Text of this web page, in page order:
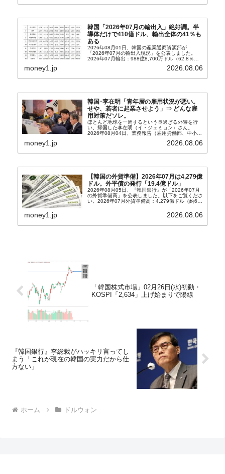
韓国「2026年07月の輸出入」絶好調。半
導体だけで410億ドル、輸出全体の41％も
ある
2026年08月01日、韓国の産業通商資源部が
「2026年07月の輸出入現況」を公表しました。
2026年07月輸出：988億8,700万ドル（62.8％）
money1.jp 2026.08.06
韓国･李在明「青年層の雇用状況が悪い。
せや、若者に起業させよう」⇒ どんな雇
用対策だソレ。
ほとんど地球を一周するという長過ぎる外遊を行
い、帰国した李在明（イ・ジェミョン）さん。
2026年08月04日、業務報告（雇用労働部、中小ベ
上、韓国大統領に成りおおせた李在明（イ・ジェミ
money1.jp 2026.08.06
【韓国の外貨準備】2026年07月は4,279億
ドル。外平債の発行「19.4億ドル」
2026年08月05日、『韓国銀行』が「2026年07月
の外貨準備高」を公表しました。以下をご覧くださ
い。2026年07月外貨準備高：4,279億ドル（約67
money1.jp 2026.08.06
「韓国株式市場」02月26日(水)初動・
KOSPI「2,634」上げ始まりで陽線
『韓国銀行』李総裁がハッキリ言ってし
まう「これが現在の韓国の実力だから仕
方ない」
ホーム ドルウォン